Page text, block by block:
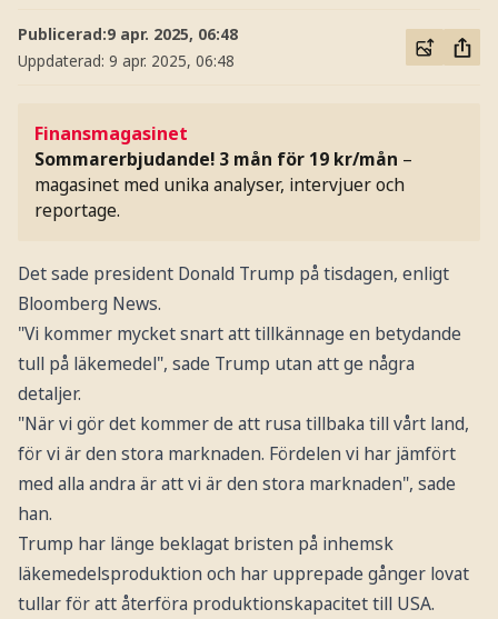
Publicerad:9 apr. 2025, 06:48
Uppdaterad: 9 apr. 2025, 06:48
Finansmagasinet
Sommarerbjudande! 3 mån för 19 kr/mån –
magasinet med unika analyser, intervjuer och
reportage.
Det sade president Donald Trump på tisdagen, enligt
Bloomberg News.
"Vi kommer mycket snart att tillkännage en betydande
tull på läkemedel", sade Trump utan att ge några
detaljer.
"När vi gör det kommer de att rusa tillbaka till vårt land,
för vi är den stora marknaden. Fördelen vi har jämfört
med alla andra är att vi är den stora marknaden", sade
han.
Trump har länge beklagat bristen på inhemsk
läkemedelsproduktion och har upprepade gånger lovat
tullar för att återföra produktionskapacitet till USA.